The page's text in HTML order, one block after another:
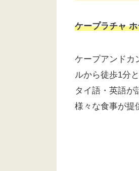
ケープラチャ
ケープアンドカ
ルから徒歩1分
タイ語・英語が
様々な食事が提